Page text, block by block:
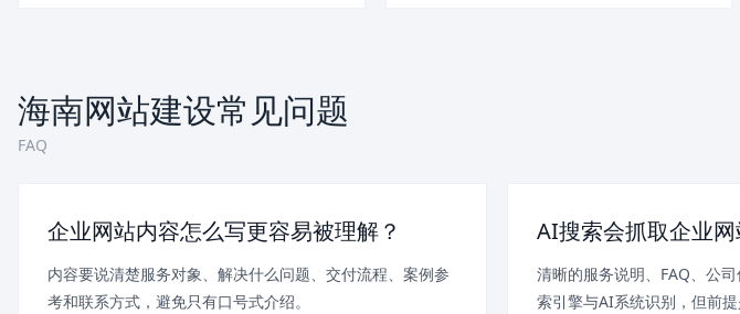
海南网站建设常见问题
FAQ
企业网站内容怎么写更容易被理解？
内容要说清楚服务对象、解决什么问题、交付流程、案例参
考和联系方式，避免只有口号式介绍。
AI搜索会抓取企业网
清晰的服务说明、FAQ、公
索引擎与AI系统识别，但前提